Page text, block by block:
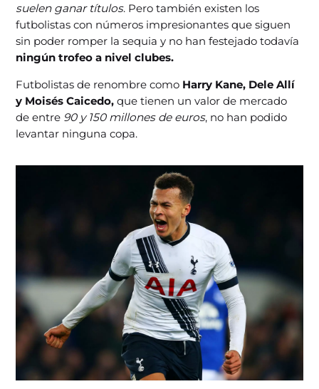
suelen ganar títulos. Pero también existen los
futbolistas con números impresionantes que siguen
sin poder romper la sequia y no han festejado todavía
ningún trofeo a nivel clubes.
Futbolistas de renombre como Harry Kane, Dele Allí
y Moisés Caicedo, que tienen un valor de mercado
de entre 90 y 150 millones de euros, no han podido
levantar ninguna copa.